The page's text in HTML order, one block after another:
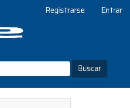
Registrarse Entrar
Buscar